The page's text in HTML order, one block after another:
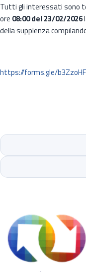
Tutti gli interessati sono
ore 08:00 del 23/02/2026
della supplenza
https://forms.gle/
Sede di
Sede di